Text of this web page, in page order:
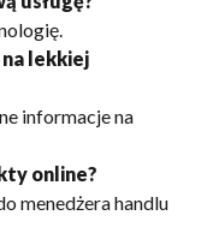
lekkiej
informacje na
online?
menedżera handlu